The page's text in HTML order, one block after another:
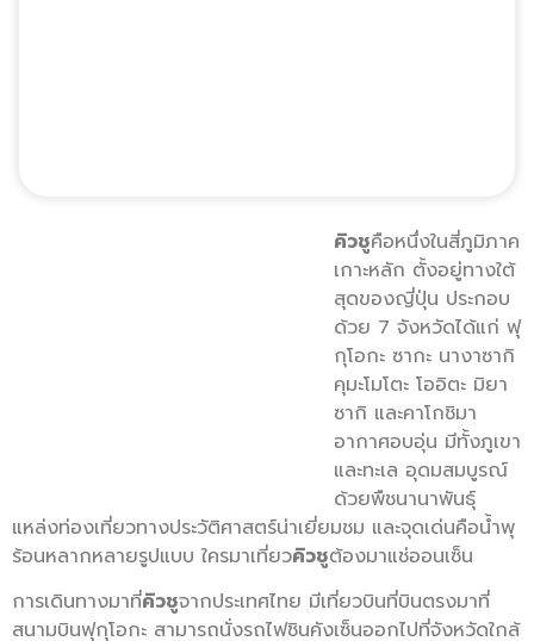
คิวชูคือหนึ่งในสี่ภูมิภาค
เกาะหลัก ตั้งอยู่ทางใต้
สุดของญี่ปุ่น ประกอบ
ด้วย 7 จังหวัดได้แก่ ฟุ
กุโอกะ ซากะ นางาซากิ
คุมะโมโตะ โออิตะ มิยา
ซากิ และคาโกชิมา
อากาศอบอุ่น มีทั้งภูเขา
และทะเล อุดมสมบูรณ์
ด้วยพืชนานาพันธุ์
แหล่งท่องเที่ยวทางประวัติศาสตร์น่าเยี่ยมชม และจุดเด่นคือน้ำพุ
ร้อนหลากหลายรูปแบบ ใครมาเที่ยวคิวชูต้องมาแช่ออนเซ็น
การเดินทางมาที่คิวชูจากประเทศไทย มีเที่ยวบินที่บินตรงมาที่
สนามบินฟุกุโอกะ สามารถนั่งรถไฟชินคังเซ็นออกไปที่จังหวัดใกล้